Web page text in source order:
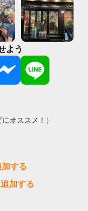
よう
オススメ！）
する
加する